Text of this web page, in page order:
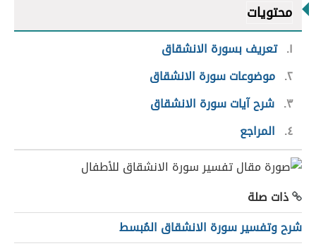
محتويات
١ تعريف بسورة الانشقاق
٢ موضوعات سورة الانشقاق
٣ شرح آيات سورة الانشقاق
٤
المراجع
ذات صلة
شرح وتفسير سورة الانشقاق المُبسط